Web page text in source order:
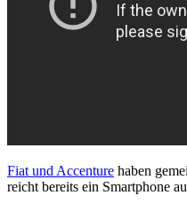
Fiat und Accenture haben
reicht bereits ein Smartphone